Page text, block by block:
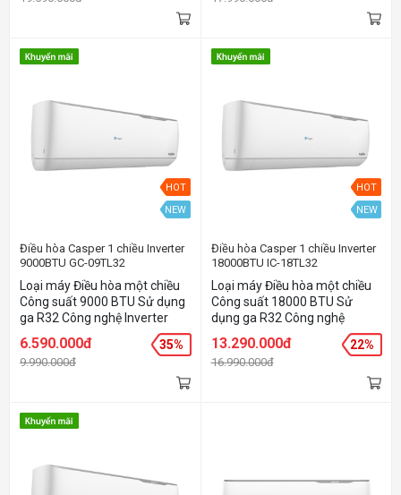
HOT
NEW
Điều hòa Casper 1 chiều Inverter
9000BTU GC-09TL32
Loại máy Điều hòa một chiều
Công suất 9000 BTU Sử dụng
ga R32 Công nghệ Inverter
Chức năng Smart Wifi Chức
năng IFeel cảm biến nhiệt
6.590.000đ
9.990.000đ
35%
HOT
NEW
Điều hòa Casper 1 chiều Inverter
18000BTU IC-18TL32
Loại máy Điều hòa một chiều
Công suất 18000 BTU Sử
dụng ga R32 Công nghệ
Inverter Chức năng Smart Wifi
Chức năng IFeel cảm biến
nhiệt Chức năng Iclean tự
13.290.000đ
16.990.000đ
22%